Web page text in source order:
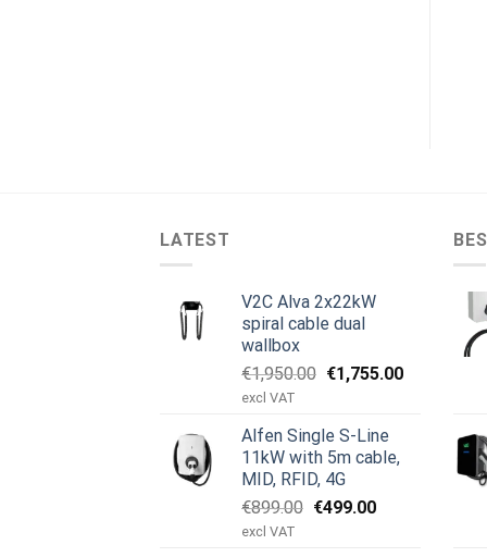
LATEST
V2C Alva 2x22kW
spiral cable dual
wallbox
€1,950.00 Original
€1,950.00.
€1,755.00Current
€1,755.00.
excl VAT
Alfen Single S-Line
11kW with 5m cable,
MID, RFID, 4G
€899.00 Original
€499.00Current
excl VAT